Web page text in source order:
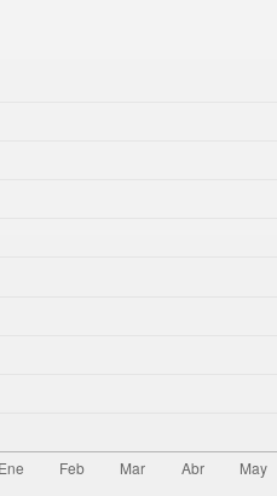
Nacional (pp. 165-219).
y urbanización de la Ciudad
el año de 1865. México.